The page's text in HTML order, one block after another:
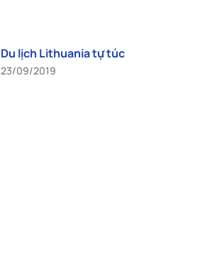
Du lịch Lithuania tự túc
23/09/2019